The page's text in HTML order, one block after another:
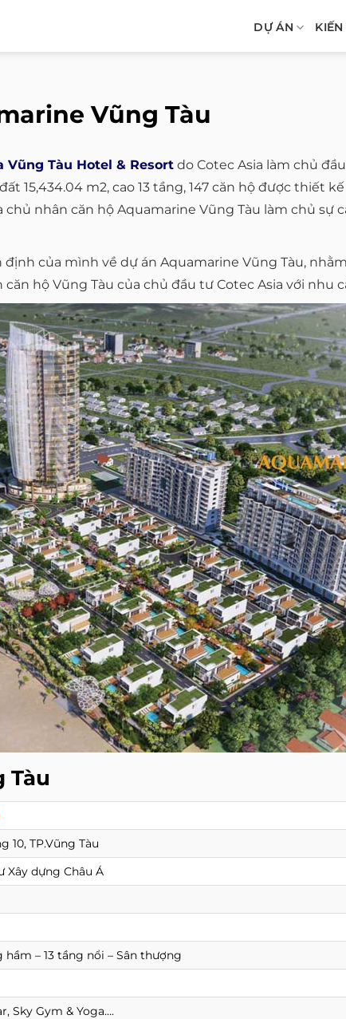
DỰ ÁN
Vũng Tàu
Vũng Tàu Hotel & Resort do Cotec Asia làm chủ
15,434.04 m2, cao 13 tầng, 147 căn hộ được thiết
nhân căn hộ Aquamarine Vũng Tàu làm chủ sự
định của mình về dự án Aquamarine Vũng Tàu,
hộ Vũng Tàu của chủ đầu tư Cotec Asia với nhu
Tàu
10, TP.Vũng Tàu
Xây dựng Châu Á
hầm – 13 tầng nổi – Sân thượng
Sky Gym & Yoga….